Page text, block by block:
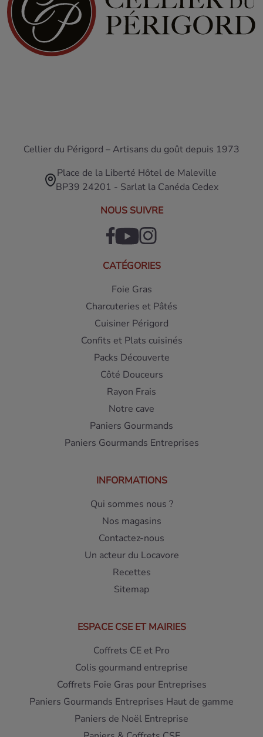
Cellier du Périgord – Artisans du goût depuis 1973
Place de la Liberté Hôtel de Maleville
BP39 24201 - Sarlat la Canéda Cedex
NOUS SUIVRE
CATÉGORIES
Foie Gras
Charcuteries et Pâtés
Cuisiner Périgord
Confits et Plats cuisinés
Packs Découverte
Côté Douceurs
Rayon Frais
Notre cave
Paniers Gourmands
Paniers Gourmands Entreprises
INFORMATIONS
Qui sommes nous ?
Nos magasins
Contactez-nous
Un acteur du Locavore
Recettes
Sitemap
ESPACE CSE ET MAIRIES
Coffrets CE et Pro
Colis gourmand entreprise
Coffrets Foie Gras pour Entreprises
Paniers Gourmands Entreprises Haut de gamme
Paniers de Noël Entreprise